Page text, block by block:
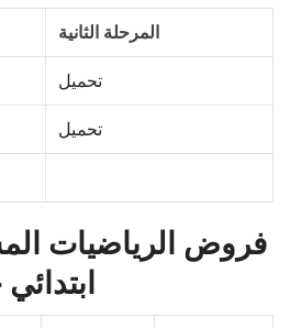
المرحلة الثانية
تحميل
تحميل
فروض الرياضيات